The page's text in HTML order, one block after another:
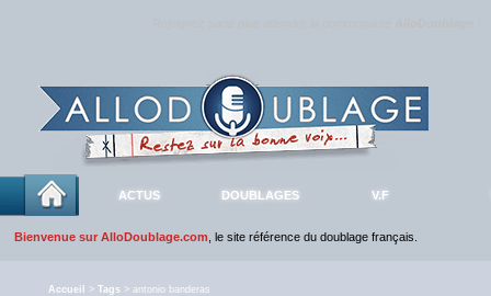
ACTUS DOUBLAGES V.F
Bienvenue sur AlloDoublage.com , le site référence du doublage français.
Accueil > Tags > antonio banderas